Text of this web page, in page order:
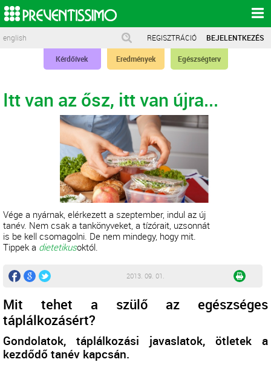
english REGISZTRÁCIÓ BEJELENTKEZÉS
Kérdőívek Eredmények Egészségterv
Itt van az ősz, itt van újra...
Vége a nyárnak, elérkezett a szeptember, indul az új
tanév. Nem csak a tankönyveket, a tízórait, uzsonnát
is be kell csomagolni. De nem mindegy, hogy mit.
Tippek a dietetikusoktól.
2013. 09. 01.
Mit tehet a szülő az egészséges
táplálkozásért?
Gondolatok, táplálkozási javaslatok, ötletek a
kezdődő tanév kapcsán.